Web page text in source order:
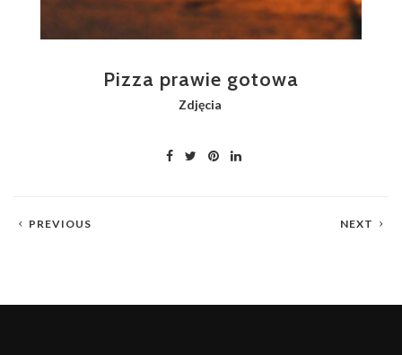
Pizza prawie gotowa
Zdjęcia
PREVIOUS NEXT